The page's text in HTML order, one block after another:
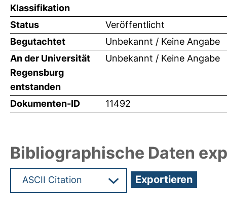
Klassifikation
Status
Veröffentlicht
Begutachtet
Unbekannt / Keine Angabe
An der Universität
Regensburg
entstanden
Unbekannt / Keine Angabe
Dokumenten-ID 11492
Bibliographische Daten